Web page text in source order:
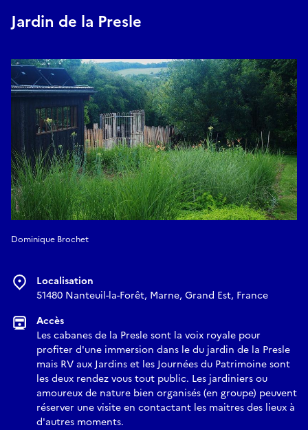
Jardin de la Presle
Dominique Brochet
Localisation
51480 Nanteuil-la-Forêt, Marne, Grand Est, France
Accès
Les cabanes de la Presle sont la voix royale pour
profiter d'une immersion dans le du jardin de la Presle
mais RV aux Jardins et les Journées du Patrimoine sont
les deux rendez vous tout public. Les jardiniers ou
amoureux de nature bien organisés (en groupe) peuvent
réserver une visite en contactant les maitres des lieux à
d'autres moments.